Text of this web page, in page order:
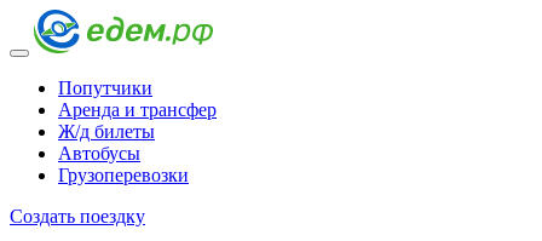
Попутчики
Аренда и трансфер
Ж/д билеты
Автобусы
Грузоперевозки
Создать поездку